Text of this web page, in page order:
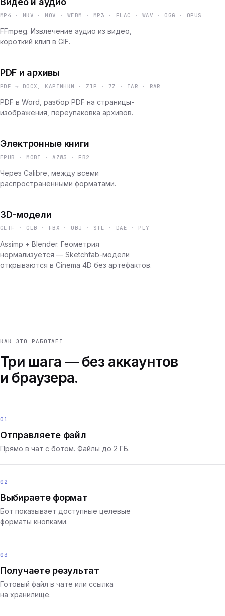
MP4 · MKV · MOV · WEBM · MP3 · FLAC · WAV · OGG · OPUS
FFmpeg. Извлечение аудио из видео,
короткий клип в GIF.
PDF и архивы
PDF → DOCX, КАРТИНКИ · ZIP · 7Z · TAR · RAR
PDF в Word, разбор PDF на страницы-
изображения, переупаковка архивов.
Электронные книги
EPUB · MOBI · AZW3 · FB2
Через Calibre, между всеми
распространёнными форматами.
3D-модели
GLTF · GLB · FBX · OBJ · STL · DAE · PLY
Assimp + Blender. Геометрия
нормализуется — Sketchfab-модели
открываются в Cinema 4D без артефактов.
КАК ЭТО РАБОТАЕТ
Три шага — без аккаунтов
и браузера.
01
Отправляете файл
Прямо в чат с ботом. Файлы до 2 ГБ.
02
Выбираете формат
Бот показывает доступные целевые
форматы кнопками.
03
Получаете результат
Готовый файл в чате или ссылка
на хранилище.